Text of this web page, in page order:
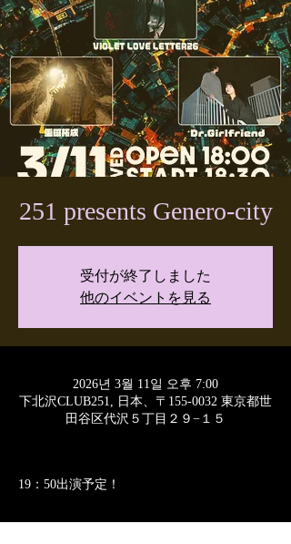
251 presents Genero-city
受付が終了しました
他のイベントを見る
2026년 3월 11일 오후 7:00
下北沢CLUB251, 日本、〒155-0032 東京都世
田谷区代沢５丁目２９−１５
19：50出演予定！